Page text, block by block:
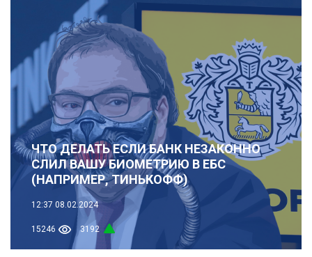
ЧТО ДЕЛАТЬ ЕСЛИ БАНК НЕЗАКОННО
СЛИЛ ВАШУ БИОМЕТРИЮ В ЕБС
(НАПРИМЕР, ТИНЬКОФФ)
12:37 08.02.2024
15246 3192